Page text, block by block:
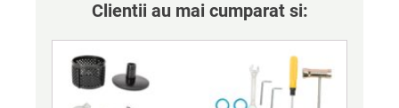
Clientii au mai cumparat si: